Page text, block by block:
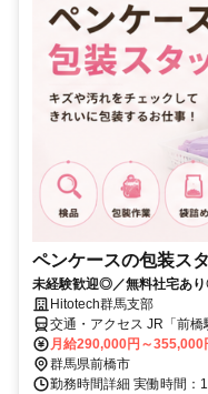
ペンケースの包装ス
未経験歓迎◎／無料社宅あ
Hitotech群馬支部
交通・アクセス JR「前
月給290,000円～355,000
群馬県前橋市
勤務時間詳細 実働時間：